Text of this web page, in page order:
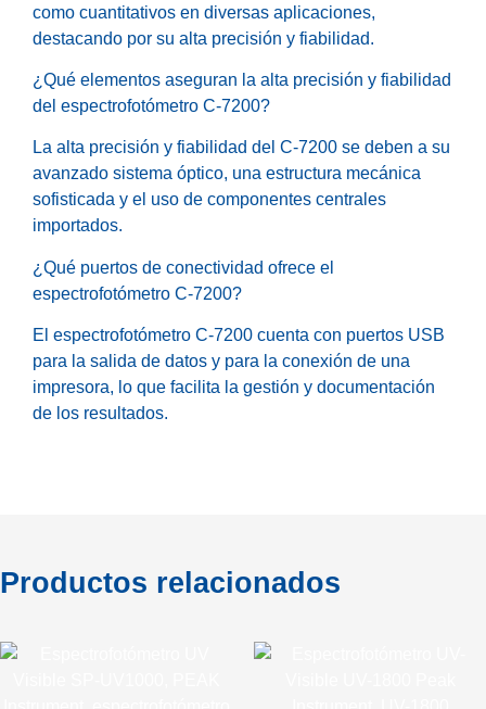
como cuantitativos en diversas aplicaciones,
destacando por su alta precisión y fiabilidad.
¿Qué elementos aseguran la alta precisión y fiabilidad
del espectrofotómetro C-7200?
La alta precisión y fiabilidad del C-7200 se deben a su
avanzado sistema óptico, una estructura mecánica
sofisticada y el uso de componentes centrales
importados.
¿Qué puertos de conectividad ofrece el
espectrofotómetro C-7200?
El espectrofotómetro C-7200 cuenta con puertos USB
para la salida de datos y para la conexión de una
impresora, lo que facilita la gestión y documentación
de los resultados.
Productos relacionados